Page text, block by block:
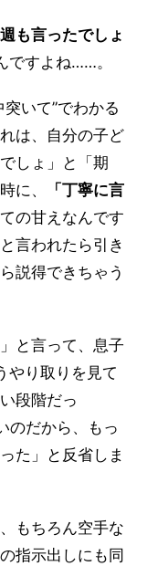
も言ったでしょ
ですよね……。
突いて”でわかる
は、自分の子ど
しょ」と「期
に、
「丁寧に言
の甘えなんです
言われたら引き
説得できちゃう
と言って、息子
やり取りを見て
段階だっ
のだから、もっ
た」と反省しま
もちろん空手な
指示出しにも同